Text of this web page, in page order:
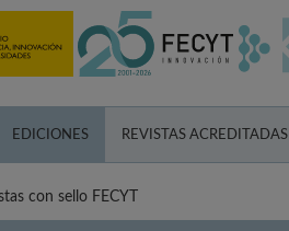
EDICIONES REVISTAS ACREDITADAS
con sello FECYT